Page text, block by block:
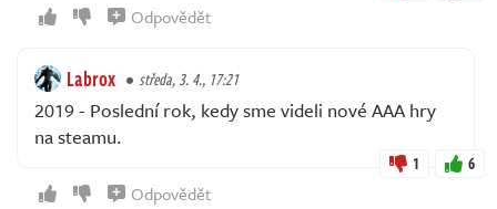
Odpovědět
Labrox středa, 3. 4., 17:21
2019 - Poslední rok, kedy sme videli nové AAA hry
na steamu.
1 6
Odpovědět